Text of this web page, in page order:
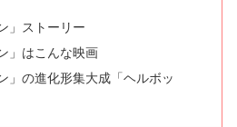
」ストーリー
」はこんな映画
」の進化形集大成「ヘルボッ